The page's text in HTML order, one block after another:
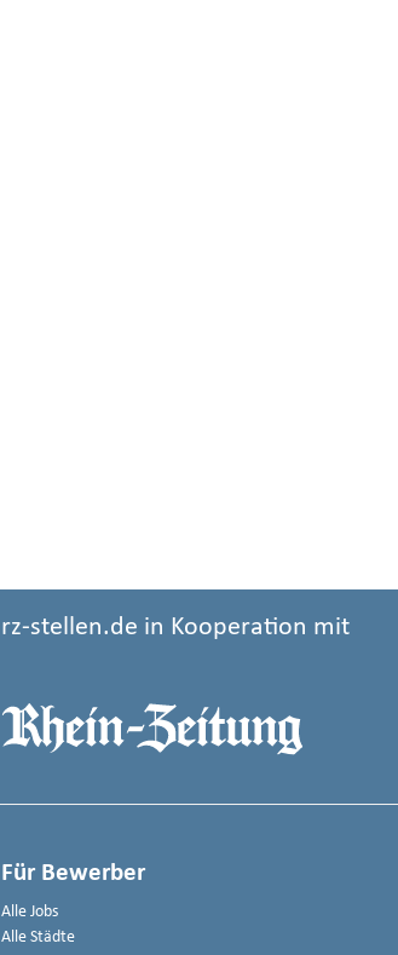
rz-stellen.de in Kooperation mit
Für Bewerber
Alle Jobs
Alle Städte